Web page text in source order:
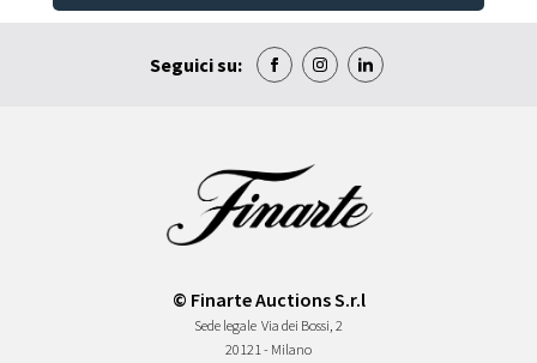
Seguici su:
© Finarte Auctions S.r.l
Sede legale Via dei Bossi, 2
20121 - Milano